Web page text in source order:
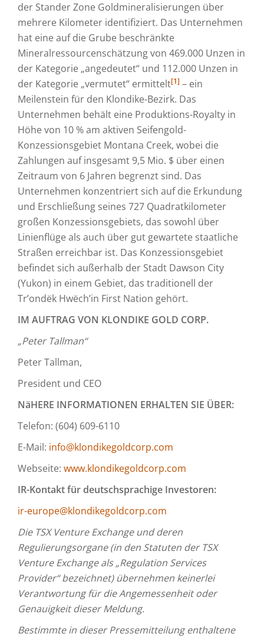
der Stander Zone Goldmineralisierungen über
mehrere Kilometer identifiziert. Das Unternehmen
hat eine auf die Grube beschränkte
Mineralressourcenschätzung von 469.000 Unzen in
der Kategorie „angedeutet“ und 112.000 Unzen in
der Kategorie „vermutet“ ermittelt[1] – ein
Meilenstein für den Klondike-Bezirk. Das
Unternehmen behält eine Produktions-Royalty in
Höhe von 10 % am aktiven Seifengold-
Konzessionsgebiet Montana Creek, wobei die
Zahlungen auf insgesamt 9,5 Mio. $ über einen
Zeitraum von 6 Jahren begrenzt sind. Das
Unternehmen konzentriert sich auf die Erkundung
und Erschließung seines 727 Quadratkilometer
großen Konzessionsgebiets, das sowohl über
Linienflüge als auch über gut gewartete staatliche
Straßen erreichbar ist. Das Konzessionsgebiet
befindet sich außerhalb der Stadt Dawson City
(Yukon) in einem Gebiet, das traditionell der
Tr’ondëk Hwëch’in First Nation gehört.
IM AUFTRAG VON KLONDIKE GOLD CORP.
„Peter Tallman“
Peter Tallman,
President und CEO
NäHERE INFORMATIONEN ERHALTEN SIE ÜBER:
Telefon: (604) 609-6110
E-Mail: info@klondikegoldcorp.com
Webseite: www.klondikegoldcorp.com
IR-Kontakt für deutschsprachige Investoren:
ir-europe@klondikegoldcorp.com
Die TSX Venture Exchange und deren
Regulierungsorgane (in den Statuten der TSX
Venture Exchange als „Regulation Services
Provider“ bezeichnet) übernehmen keinerlei
Verantwortung für die Angemessenheit oder
Genauigkeit dieser Meldung.
Bestimmte in dieser Pressemitteilung enthaltene